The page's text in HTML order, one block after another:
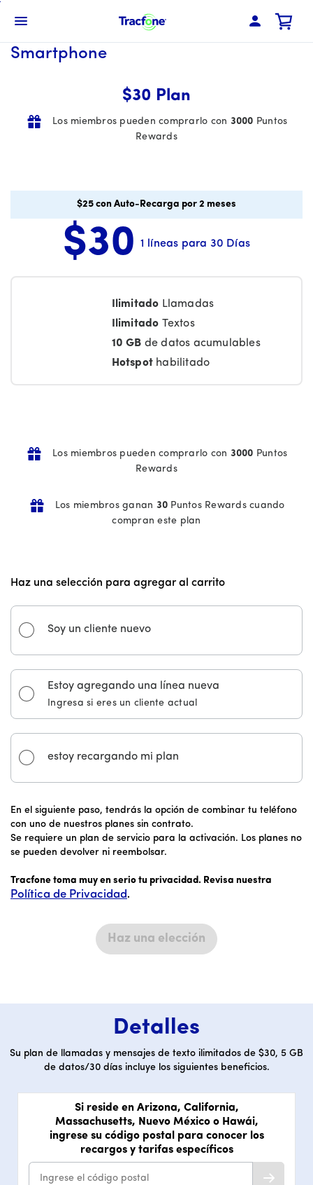
Main
Content
Menú de barra de navegación
Smartphone
$30 Plan
Los miembros pueden comprarlo con 3000 Puntos
Rewards
$25 con Auto-Recarga por 2 meses
Price is 30 dollars and 00 cents per month
$30 1 líneas para 30 Días
Ilimitado Llamadas
Ilimitado Textos
10 GB de datos acumulables
Hotspot habilitado
Los miembros pueden comprarlo con 3000 Puntos
Rewards
Los miembros ganan 30 Puntos Rewards cuando
compran este plan
Haz una selección para agregar al carrito
Soy un cliente nuevo
Estoy agregando una línea nueva
Ingresa si eres un cliente actual
estoy recargando mi plan
En el siguiente paso, tendrás la opción de combinar tu teléfono
con uno de nuestros planes sin contrato.
Se requiere un plan de servicio para la activación. Los planes no
se pueden devolver ni reembolsar.
Tracfone toma muy en serio tu privacidad. Revisa nuestra
Política de Privacidad.
Haz una elección
Detalles
Su plan de llamadas y mensajes de texto ilimitados de $30, 5 GB
de datos/30 días incluye los siguientes beneficios.
Si reside en Arizona, California,
Massachusetts, Nuevo México o Hawái,
ingrese su código postal para conocer los
recargos y tarifas específicos
Ingrese el código postal